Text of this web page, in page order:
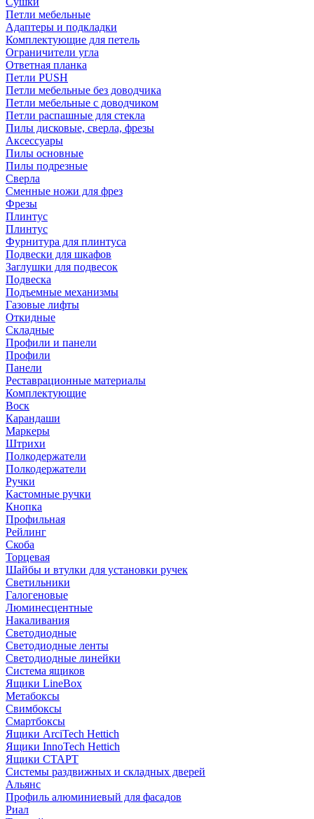
Петли мебельные
Адаптеры и подкладки
Комплектующие для петель
Ограничители угла
Ответная планка
Петли PUSH
Петли мебельные без доводчика
Петли мебельные с доводчиком
Петли распашные для стекла
Пилы дисковые, сверла, фрезы
Аксессуары
Пилы основные
Пилы подрезные
Сверла
Сменные ножи для фрез
Фрезы
Плинтус
Плинтус
Фурнитура для плинтуса
Подвески для шкафов
Заглушки для подвесок
Подвеска
Подъемные механизмы
Газовые лифты
Откидные
Складные
Профили и панели
Профили
Панели
Реставрационные материалы
Комплектующие
Воск
Карандаши
Маркеры
Штрихи
Полкодержатели
Полкодержатели
Ручки
Кастомные ручки
Кнопка
Профильная
Рейлинг
Скоба
Торцевая
Шайбы и втулки для установки ручек
Светильники
Галогеновые
Люминесцентные
Накаливания
Светодиодные
Светодиодные ленты
Светодиодные линейки
Система ящиков
Ящики LineBox
Метабоксы
Свимбоксы
Смартбоксы
Ящики ArciTech Hettich
Ящики InnoTech Hettich
Ящики СТАРТ
Системы раздвижных и складных дверей
Альянс
Профиль алюминиевый для фасадов
Риал